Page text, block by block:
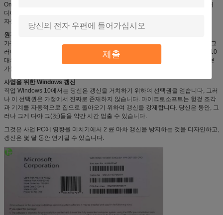
제출
OneDrive 온라인 기억 장치를 가진 당신의 파일 그리고 사진에 쉬운 접근에서 어
디에서든지
자동적인 갱신은 당신을 특징과 안전에 현재이라고 유지하는 것을 돕습니다
원격 탁상용 연결
가정기도 하고 직업 Windows 10는 먼 탁상용 연결 회의를 시작할 수 있습니다, 그
러나 직업 Windows 10를 달리는 PC만 - 통제되는 멀 수 있습니다. Windows는 10
대의 가정 기계 멀게 원조될 수 있고, 이것은 일반 가정 사용자에게 보여주는 전문
가를 위해서만 주로 조정을 바꾸는 방법, 예를 들면 입니다.
사업을 위한 Windows 갱신
직업 Windows 10에서는 당신은 갱신을 거치하기 위하여 선택권을 얻습니다, 그러
나 이 선택권은 가정에서 진짜로 존재하지 않습니다. 마이크로소프트는 헝겊 조각
과 기계를 자동적으로 집으로 돌아오기 위하여 갱신을 강제합니다. 당신은 동안, 그
러나 그게 다야 그(것)들을 약간 시간 멈출 수 있습니다.
그것은 사업 PC에 영향을 미치기에서 2 륜 마차 갱신을 방지하는 것을 디자인하고,
갱신은 몇 달 동안 연기될 수 있습니다.